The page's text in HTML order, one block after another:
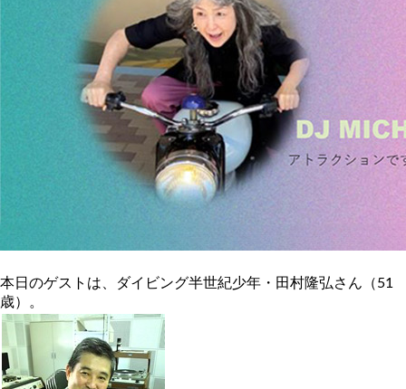
本日のゲストは、ダイビング半世紀少年・田村隆弘さん（51
歳）。